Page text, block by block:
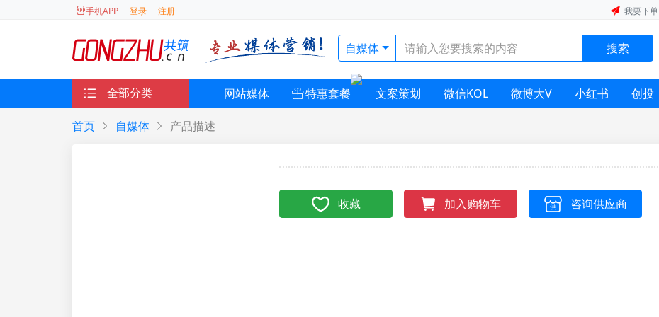
手机APP 登录 注册 我要下单
自媒体 搜索
全部分类 网站媒体 特惠套餐 文案策划 微信KOL 微博大V 小红书 创投
首页 自媒体 产品描述
收藏 加入购物车 咨询供应商